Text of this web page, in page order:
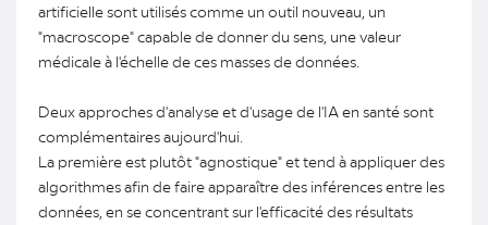
artificielle sont utilisés comme un outil nouveau, un
"macroscope" capable de donner du sens, une valeur
médicale à l'échelle de ces masses de données.
Deux approches d'analyse et d'usage de l'IA en santé sont
complémentaires aujourd'hui.
La première est plutôt "agnostique" et tend à appliquer des
algorithmes afin de faire apparaître des inférences entre les
données, en se concentrant sur l'efficacité des résultats